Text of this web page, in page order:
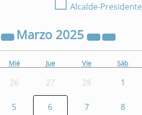
Alcalde-Presidente
Marzo 2025
Mié Jue Vie Sáb
26 27 28 1
5 6 7 8